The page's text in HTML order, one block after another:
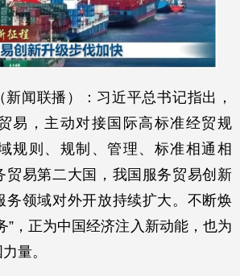
（新闻联播）：习近平总书记指出，
易，主动对接国际高标准经贸规
规则、规制、管理、标准相通相
贸易第二大国，我国服务贸易创新
务领域对外开放持续扩大。不断焕
”，正为中国经济注入新动能，也为
量。